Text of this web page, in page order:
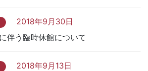
2018年9月30日
伴う臨時休館について
2018年9月13日